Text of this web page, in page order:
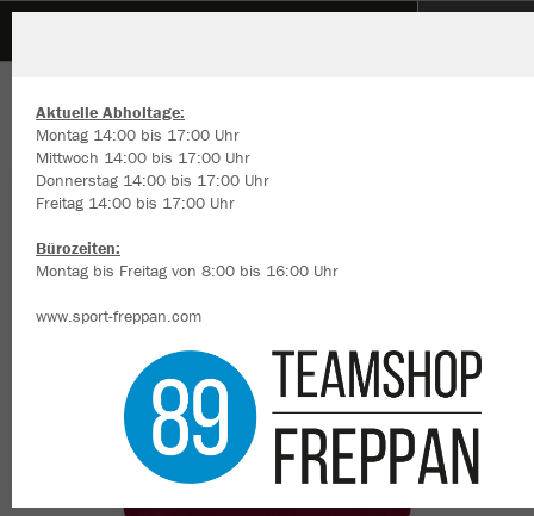
Aktuelle Abholtage:
Montag 14:00 bis 17:00 Uhr
Mittwoch 14:00 bis 17:00 Uhr
Donnerstag 14:00 bis 17:00 Uhr
Freitag 14:00 bis 17:00 Uhr
Bürozeiten:
Montag bis Freitag von 8:00 bis 16:00 Uhr
www.sport-freppan.com
Wir verwenden Cookies
Inhalte anzeigen und unsere Website verbessern. Weitere
zu den Cookies findest Du in den Einstellungen.
Alle ablehnen
mehr Infos
Datenschutz
Impressum